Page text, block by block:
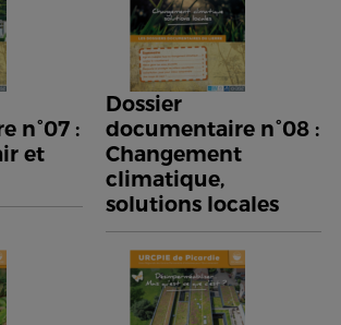
n°07 :
et
Dossier
documentaire n°08 :
Changement
climatique,
solutions locales